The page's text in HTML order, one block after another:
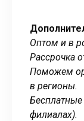
Оптом и в
Рассрочка
Поможем
в регионы.
филиалах).